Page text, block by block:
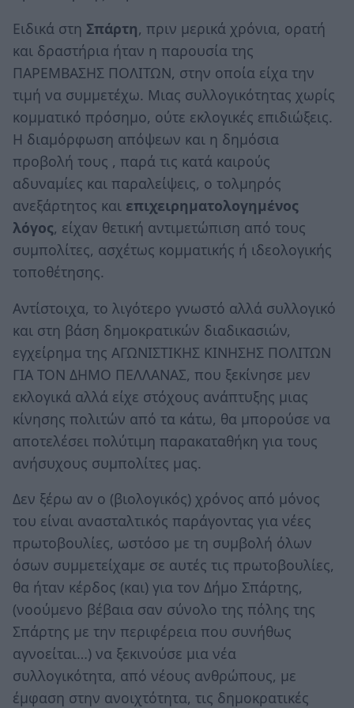
Ειδικά στη Σπάρτη, πριν μερικά χρόνια, ορατή
και δραστήρια ήταν η παρουσία της
ΠΑΡΕΜΒΑΣΗΣ ΠΟΛΙΤΩΝ, στην οποία είχα την
τιμή να συμμετέχω. Μιας συλλογικότητας χωρίς
κομματικό πρόσημο, ούτε εκλογικές επιδιώξεις.
Η διαμόρφωση απόψεων και η δημόσια
προβολή τους , παρά τις κατά καιρούς
αδυναμίες και παραλείψεις, ο τολμηρός
ανεξάρτητος και επιχειρηματολογημένος
λόγος, είχαν θετική αντιμετώπιση από τους
συμπολίτες, ασχέτως κομματικής ή ιδεολογικής
τοποθέτησης.
Αντίστοιχα, το λιγότερο γνωστό αλλά συλλογικό
και στη βάση δημοκρατικών διαδικασιών,
εγχείρημα της ΑΓΩΝΙΣΤΙΚΗΣ ΚΙΝΗΣΗΣ ΠΟΛΙΤΩΝ
ΓΙΑ ΤΟΝ ΔΗΜΟ ΠΕΛΛΑΝΑΣ, που ξεκίνησε μεν
εκλογικά αλλά είχε στόχους ανάπτυξης μιας
κίνησης πολιτών από τα κάτω, θα μπορούσε να
αποτελέσει πολύτιμη παρακαταθήκη για τους
ανήσυχους συμπολίτες μας.
Δεν ξέρω αν ο (βιολογικός) χρόνος από μόνος
του είναι ανασταλτικός παράγοντας για νέες
πρωτοβουλίες, ωστόσο με τη συμβολή όλων
όσων συμμετείχαμε σε αυτές τις πρωτοβουλίες,
θα ήταν κέρδος (και) για τον Δήμο Σπάρτης,
(νοούμενο βέβαια σαν σύνολο της πόλης της
Σπάρτης με την περιφέρεια που συνήθως
αγνοείται…) να ξεκινούσε μια νέα
συλλογικότητα, από νέους ανθρώπους, με
έμφαση στην ανοιχτότητα, τις δημοκρατικές